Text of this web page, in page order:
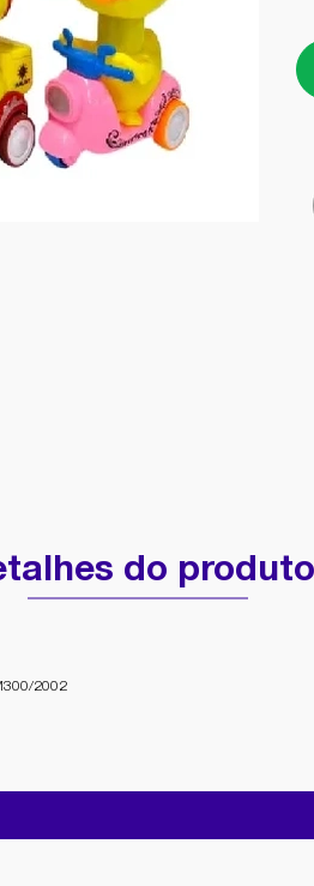
do produto
2002